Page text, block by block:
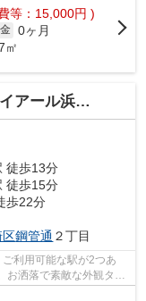
等：15,000円 )
0ヶ月
㎡
ール浜川崎
徒歩13分
徒歩15分
歩22分
区鋼管通 ２丁目
利用可能な駅が2つあ
お洒落で素敵な外観タイ